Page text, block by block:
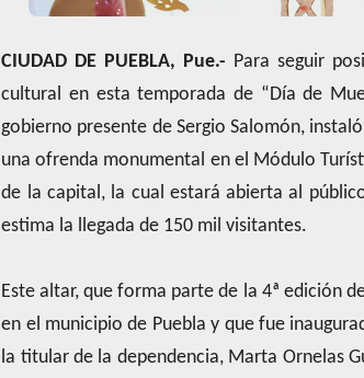
CIUDAD DE PUEBLA, Pue.- Para seguir
cultural en esta temporada de “Día de
gobierno presente de Sergio Salomón,
una ofrenda monumental en el Módulo
de la capital, la cual estará abierta al
estima la llegada de 150 mil visitantes.
Este altar, que forma parte de la 4ª edición
en el municipio de Puebla y que fue
la titular de la dependencia, Marta Ornelas